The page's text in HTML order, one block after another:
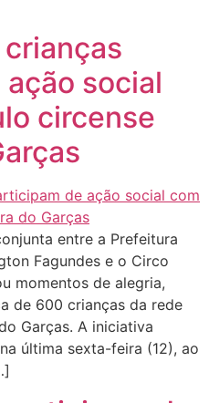
social
circense
entre a Prefeitura
Fagundes e o Circo
momentos de alegria,
de 600 crianças da rede
Garças. A iniciativa
última sexta-feira (12), ao